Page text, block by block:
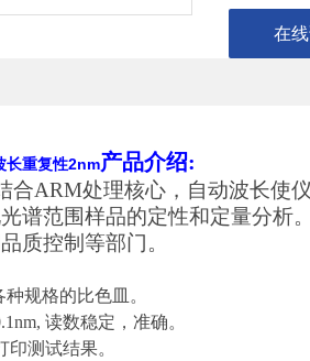
在
长重复性2nm产品介绍:
合ARM处理核心，自动波长使
谱范围样品的定性和定量分析
质控制等部门。
种规格的比色皿。
读数稳定，准确。
测试结果。